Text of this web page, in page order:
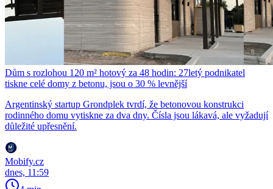
Dům s rozlohou 120 m² hotový za 48 hodin: 27letý podnikatel
tiskne celé domy z betonu, jsou o 30 % levnější
Argentinský startup Grondplek tvrdí, že betonovou konstrukci
rodinného domu vytiskne za dva dny. Čísla jsou lákavá, ale vyžadují
důležité upřesnění.
Mobify.cz
dnes, 11:59